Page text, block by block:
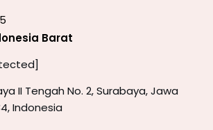
Barat
II Tengah No. 2, Surabaya, Jawa
Indonesia